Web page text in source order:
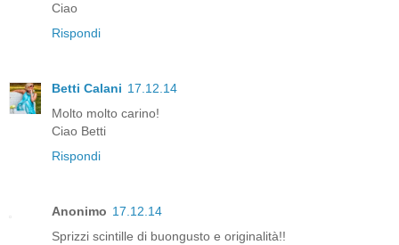
Ciao
Rispondi
Betti Calani 17.12.14
Molto molto carino!
Ciao Betti
Rispondi
Anonimo 17.12.14
Sprizzi scintille di buongusto e originalità!!